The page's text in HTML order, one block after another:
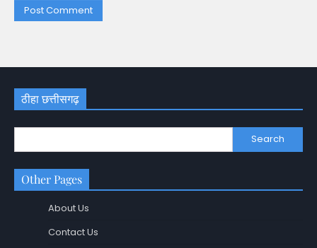
ठीहा छत्तीसगढ़
Search
Other Pages
About Us
Contact Us